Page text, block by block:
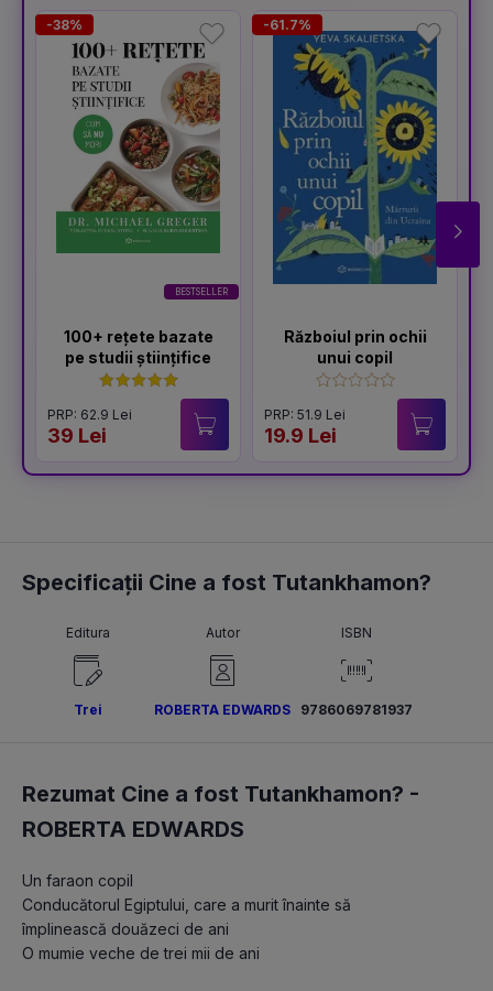
BESTSELLER
-38%
100+ rețete bazate
pe studii științifice
PRP: 62.9 Lei
39 Lei
-61.7%
Războiul prin ochii
unui copil
PRP: 51.9 Lei
19.9 Lei
Specificații Cine a fost Tutankhamon?
Editura
Trei
Autor
ROBERTA EDWARDS
ISBN
9786069781937
Rezumat Cine a fost Tutankhamon? -
ROBERTA EDWARDS
Un faraon copil
Conducătorul Egiptului, care a murit înainte să
împlinească douăzeci de ani
O mumie veche de trei mii de ani